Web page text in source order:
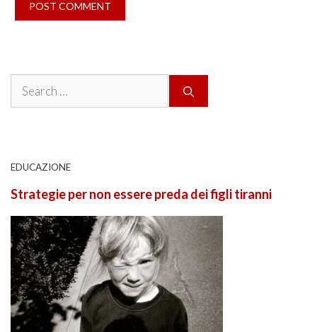
Search
EDUCAZIONE
Strategie per non essere preda dei figli tiranni